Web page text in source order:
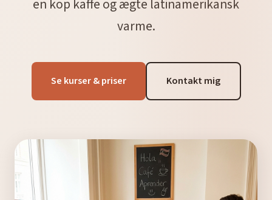
en kop kaffe og ægte latinamerikansk
varme.
Se kurser & priser Kontakt mig